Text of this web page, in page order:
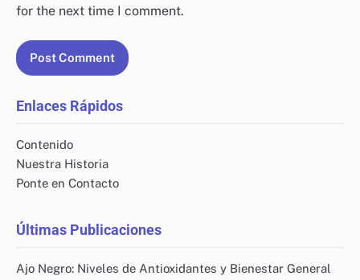
for the next time I comment.
Enlaces Rápidos
Contenido
Nuestra Historia
Ponte en Contacto
Últimas Publicaciones
Ajo Negro: Niveles de Antioxidantes y Bienestar General